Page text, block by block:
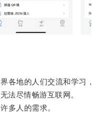
地的人们交流和学习，
法尽情畅游互联网。
人的需求。